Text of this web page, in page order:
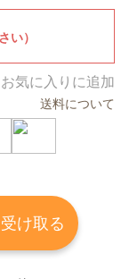
お気に入りに追加
送料について
受け取る